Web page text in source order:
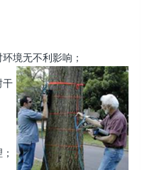
境无不利影响；
干